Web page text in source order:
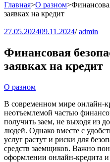
Главная>О разном>
заявках на кредит
27.05.202409.11.2024/ admin
Финансовая
заявках на кредит
О разном
В современном мире онлайн-
неотъемлемой частью
получить заем, не выходя из
людей. Однако вместе с
услуг растут и риски для
средств заемщиков. Важно
оформлении онлайн-кредита